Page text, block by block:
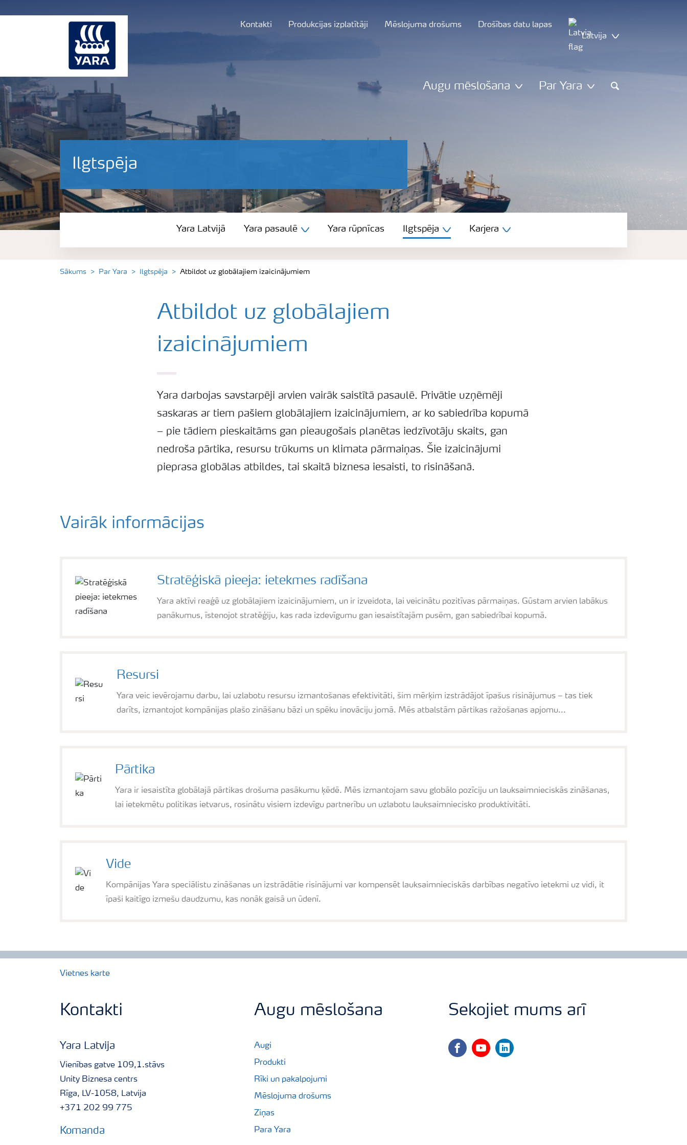
Kontakti Produkcijas izplatītāji Mēslojuma drošums
Drošības datu lapas
Latvija
Augu mēslošana
Par Yara
Ilgtspēja
Yara Latvijā
Yara rūpnīcas
Yara Latvijā Yara pasaulē Yara rūpnīcas Ilgtspēja Karjera
Sākums Par Yara Ilgtspēja Atbildot uz globālajiem izaicinājumiem
Atbildot uz globālajiem
izaicinājumiem
Yara darbojas savstarpēji arvien vairāk saistītā pasaulē. Privātie uzņēmēji
saskaras ar tiem pašiem globālajiem izaicinājumiem, ar ko sabiedrība kopumā
– pie tādiem pieskaitāms gan pieaugošais planētas iedzīvotāju skaits, gan
nedroša pārtika, resursu trūkums un klimata pārmaiņas. Šie izaicinājumi
pieprasa globālas atbildes, tai skaitā biznesa iesaisti, to risināšanā.
Vairāk informācijas
Stratēģiskā pieeja: ietekmes radīšana
Yara aktīvi reaģē uz globālajiem izaicinājumiem, un ir izveidota, lai veicinātu pozitīvas pārmaiņas. Gūstam arvien labākus
panākumus, īstenojot stratēģiju, kas rada izdevīgumu gan iesaistītajām pusēm, gan sabiedrībai kopumā.
Resursi
Yara veic ievērojamu darbu, lai uzlabotu resursu izmantošanas efektivitāti, šim mērķim izstrādājot īpašus risinājumus – tas tiek
darīts, izmantojot kompānijas plašo zināšanu bāzi un spēku inovāciju jomā. Mēs atbalstām pārtikas ražošanas apjomu...
Pārtika
Yara ir iesaistīta globālajā pārtikas drošuma pasākumu ķēdē. Mēs izmantojam savu globālo pozīciju un lauksaimnieciskās zināšanas,
lai ietekmētu politikas ietvarus, rosinātu visiem izdevīgu partnerību un uzlabotu lauksaimniecisko produktivitāti.
Vide
Kompānijas Yara speciālistu zināšanas un izstrādātie risinājumi var kompensēt lauksaimnieciskās darbības negatīvo ietekmi uz vidi, it
īpaši kaitīgo izmešu daudzumu, kas nonāk gaisā un ūdenī.
Vietnes karte
Kontakti
Yara Latvija
Vienības gatve 109,1.stāvs
Unity Biznesa centrs
Rīga, LV-1058, Latvija
+371 202 99 775
Komanda
Augu mēslošana
Augi
Produkti
Rīki un pakalpojumi
Mēslojuma drošums
Ziņas
Para Yara
Sekojiet mums arī
facebookyoutubelinkedin